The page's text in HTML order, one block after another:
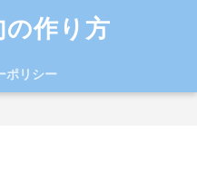
の作り方
ポリシー